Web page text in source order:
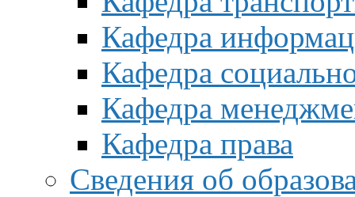
Кафедра
Кафедра
Кафедра
Кафедра права
Сведения об